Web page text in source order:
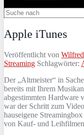
Apple iTunes
Veröffentlicht von
Streaming Schlagwörter:
Der „Altmeister“ in
bereits mit Ihrem
abgestimmten Hardware
war der Schritt zum
hauseigene
von Kauf- und